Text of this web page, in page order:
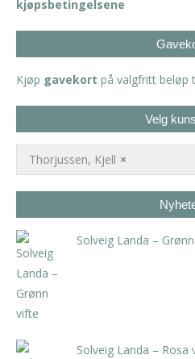
kjøpsbetingelsene
Kjøp gavekort på valgfritt beløp
Velg
×
Thorjussen, Kjell
Solveig Landa –
Solveig Landa – Rosa